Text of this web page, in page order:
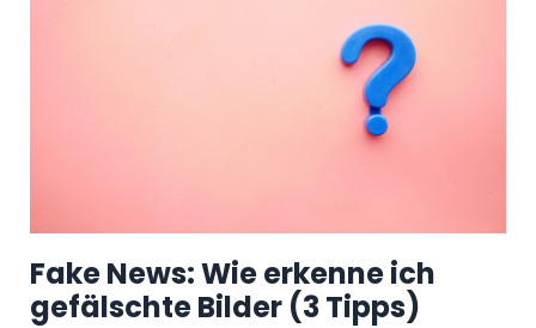
Fake News: Wie erkenne ich
gefälschte Bilder (3 Tipps)